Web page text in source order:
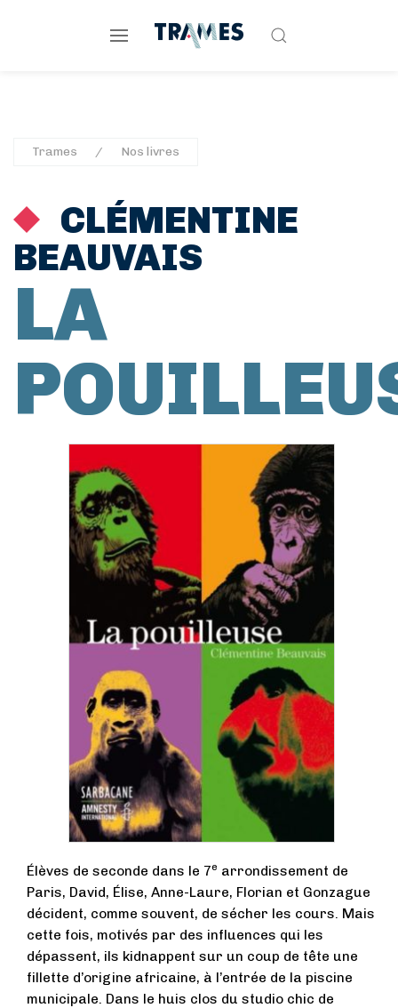
Trames Nos livres
CLÉMENTINE
BEAUVAIS
LA
Élèves de seconde dans le 7e arrondissement de
Paris, David, Élise, Anne-Laure, Florian et Gonzague
décident, comme souvent, de sécher les cours. Mais
cette fois, motivés par des influences qui les
dépassent, ils kidnappent sur un coup de tête une
fillette d’origine africaine, à l’entrée de la piscine
municipale. Dans le huis clos du studio chic de